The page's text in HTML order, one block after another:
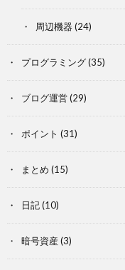
周辺機器 (24)
プログラミング(35)
ブログ運営(29)
ポイント (31)
まとめ (15)
日記(10)
暗号資産 (3)